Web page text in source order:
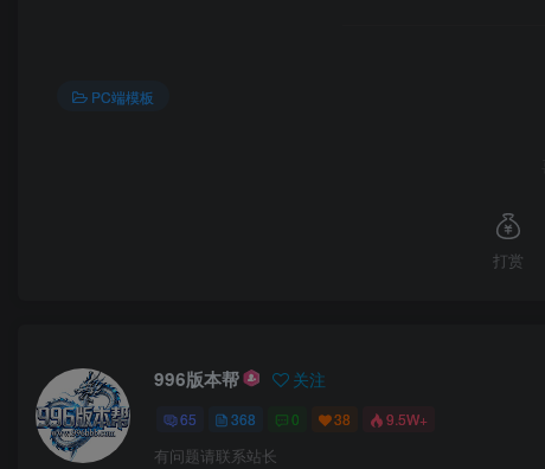
PC端模板
打赏
996版本帮 关注
65 368 0 38 9.5W+
有问题请联系站长